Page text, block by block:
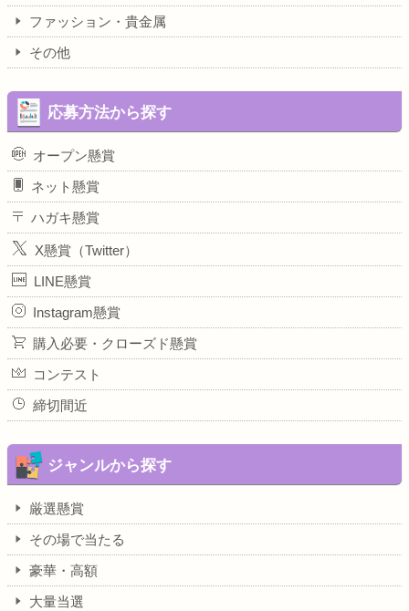
ファッション・貴金属
その他
応募方法から探す
オープン懸賞
ネット懸賞
ハガキ懸賞
X懸賞（Twitter）
LINE懸賞
Instagram懸賞
購入必要・クローズド懸賞
コンテスト
締切間近
ジャンルから探す
厳選懸賞
その場で当たる
豪華・高額
大量当選